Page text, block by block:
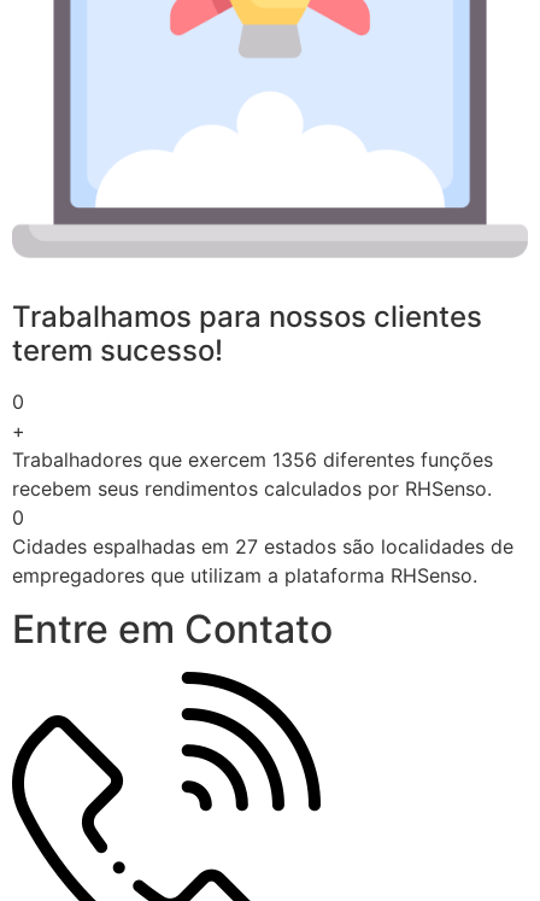
Trabalhamos para nossos clientes
terem sucesso!
0
+
Trabalhadores que exercem 1356 diferentes funções
recebem seus rendimentos calculados por RHSenso.
0
Cidades espalhadas em 27 estados são localidades de
empregadores que utilizam a plataforma RHSenso.
Entre em Contato